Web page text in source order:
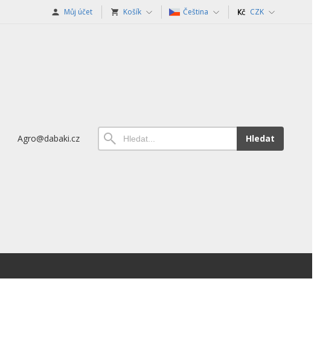
Můj účet Košík Čeština CZK
Agro@dabaki.cz Hledat